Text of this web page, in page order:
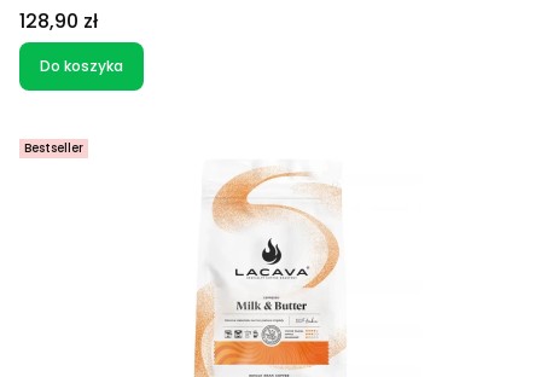
Cena
128,90 zł
Do koszyka
Bestseller